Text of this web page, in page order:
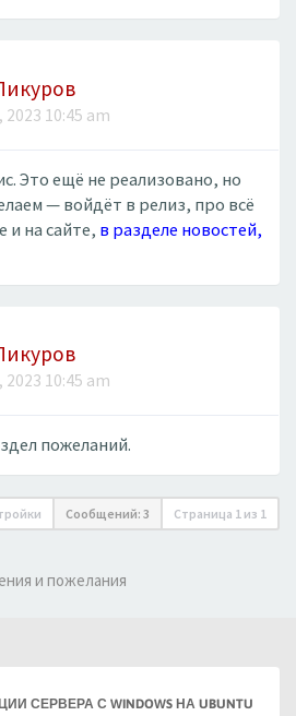
2023 10:45 am
Это ещё не реализовано, но
— войдёт в релиз, про всё
на сайте, в разделе новостей,
2023 10:45 am
пожеланий.
Сообщений: 3 Страница 1 из 1
и пожелания
СЕРВЕРА С WINDOWS НА UBUNTU